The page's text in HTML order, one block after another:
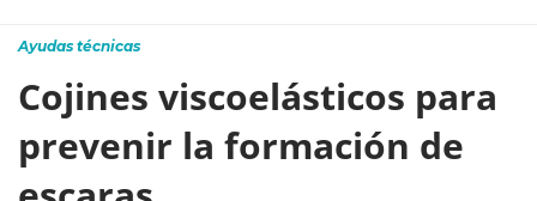
Ayudas técnicas
Cojines viscoelásticos para
prevenir la formación de